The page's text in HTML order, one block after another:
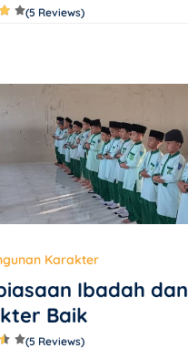
(5 Reviews)
Karakter
Ibadah dan
Baik
(5 Reviews)